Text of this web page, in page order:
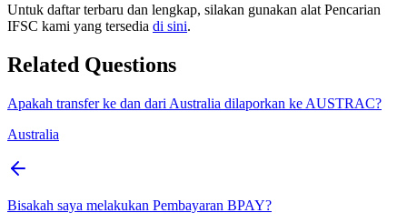
Untuk daftar terbaru dan lengkap, silakan gunakan alat Pencarian
IFSC kami yang tersedia di sini.
Related Questions
Apakah transfer ke dan dari Australia dilaporkan ke AUSTRAC?
Australia
Bisakah saya melakukan Pembayaran BPAY?